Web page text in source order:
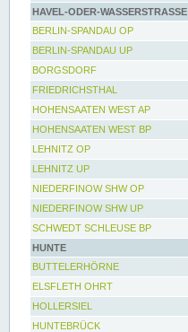
HAVEL-ODER-WASSERSTRASSE
BERLIN-SPANDAU OP
BERLIN-SPANDAU UP
BORGSDORF
FRIEDRICHSTHAL
HOHENSAATEN WEST AP
HOHENSAATEN WEST BP
LEHNITZ OP
LEHNITZ UP
NIEDERFINOW SHW OP
NIEDERFINOW SHW UP
SCHWEDT SCHLEUSE BP
HUNTE
BUTTELERHÖRNE
ELSFLETH OHRT
HOLLERSIEL
HUNTEBRÜCK